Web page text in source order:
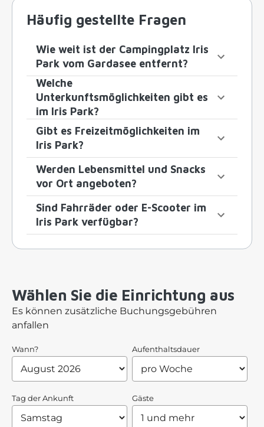
Häufig gestellte Fragen
Wie weit ist der Campingplatz Iris
Park vom Gardasee entfernt?
Welche
Unterkunftsmöglichkeiten gibt es
im Iris Park?
Gibt es Freizeitmöglichkeiten im
Iris Park?
Werden Lebensmittel und Snacks
vor Ort angeboten?
Sind Fahrräder oder E-Scooter im
Iris Park verfügbar?
Wählen Sie die Einrichtung aus